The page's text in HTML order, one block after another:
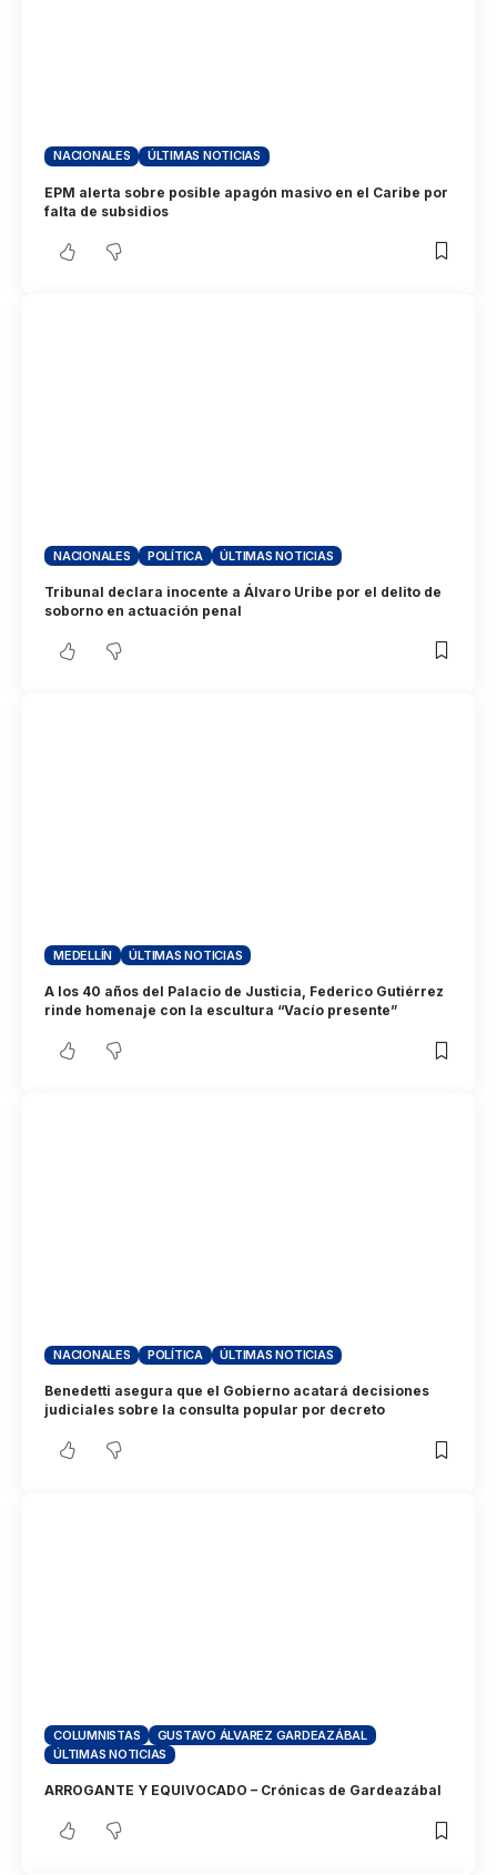
NACIONALES ÚLTIMAS NOTICIAS
EPM alerta sobre posible apagón masivo en el Caribe por
falta de subsidios
NACIONALES POLÍTICA ÚLTIMAS NOTICIAS
Tribunal declara inocente a Álvaro Uribe por el delito de
soborno en actuación penal
MEDELLÍN ÚLTIMAS NOTICIAS
A los 40 años del Palacio de Justicia, Federico Gutiérrez
rinde homenaje con la escultura “Vacío presente”
NACIONALES POLÍTICA ÚLTIMAS NOTICIAS
Benedetti asegura que el Gobierno acatará decisiones
judiciales sobre la consulta popular por decreto
COLUMNISTAS
GUSTAVO ÁLVAREZ GARDEAZÁBAL
ÚLTIMAS NOTICIAS
ARROGANTE Y EQUIVOCADO – Crónicas de Gardeazábal